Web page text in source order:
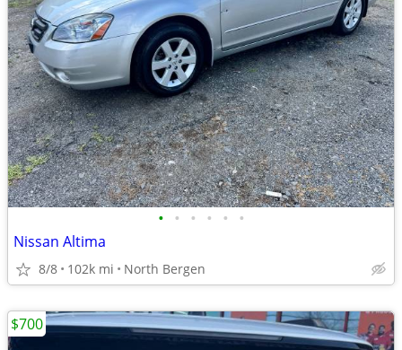
• • • • • •
Nissan Altima
8/8 102k mi North Bergen
$700